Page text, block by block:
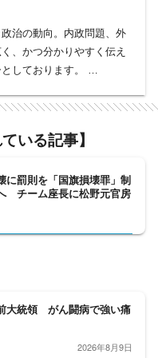
治の動向。内政問題、外
、かつ分かりやすく伝え
しております。
ブは自民党、日本維新の
明党など野党勢を取材。
る分野を、細かくフォロ
ブは、日々刻々と変化す
財界、官界まで、政治部
いる記事】
罰則を「国旗損壊罪」制
チーム座長に松野元官房
大統領 がん闘病で強い痛
2026年8月9日